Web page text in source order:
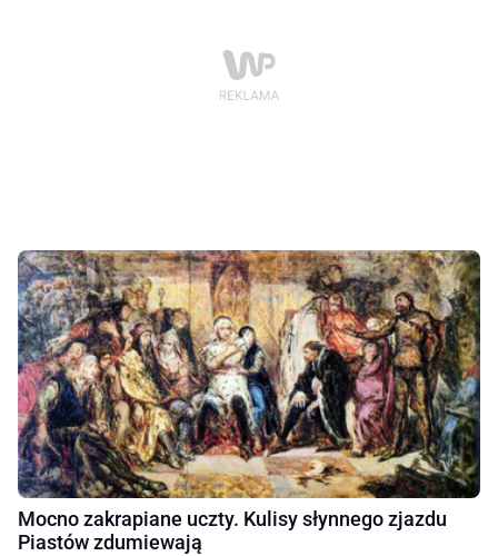
Mocno zakrapiane uczty. Kulisy słynnego zjazdu
Piastów zdumiewają